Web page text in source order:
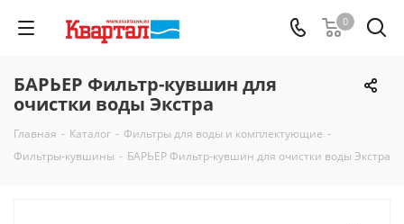
0
БАРЬЕР Фильтр-кувшин для
очистки воды Экстра
Главная - Каталог - Фильтры для воды и комплектующие -
Фильтры-кувшины - БАРЬЕР Фильтр-кувшин для очистки воды Экстра